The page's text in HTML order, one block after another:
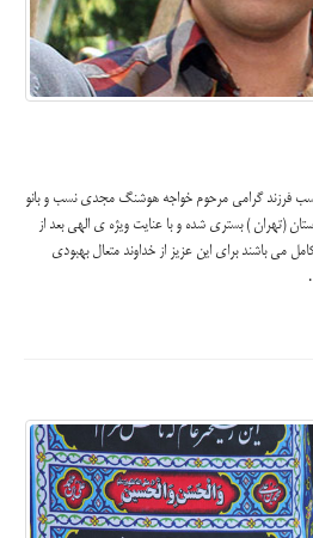
فرزند گرامی مرحوم خواجه هوشنگ مجدی نسب و بانو
(تهران ) بستری شده و با عنایت ویژه ی الهی بعد از
باشند برای این عزیز از خداوند متعال بهبودی